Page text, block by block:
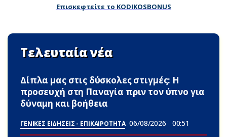
Επισκεφτείτε το KODIKOSBONUS
Τελευταία νέα
Δίπλα μας στις δύσκολες στιγμές: Η
προσευχή στη Παναγία πριν τον ύπνο για
δύναμη και βοήθεια
ΓΕΝΙΚΕΣ ΕΙΔΗΣΕΙΣ - ΕΠΙΚΑΙΡΟΤΗΤΑ 06/08/2026 00:51